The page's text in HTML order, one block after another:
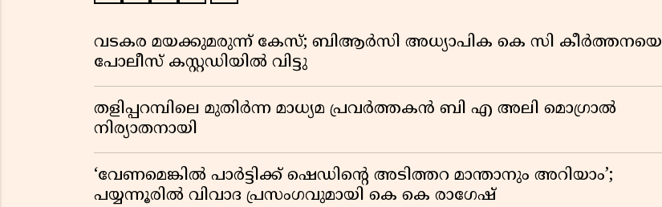
വടകര മയക്കുമരുന്ന് കേസ്; ബിആർസി അധ്യാപിക കെ സി കീർത്തനയെ
പോലീസ് കസ്റ്റഡിയിൽ വിട്ടു
തളിപ്പറമ്പിലെ മുതിർന്ന മാധ്യമ പ്രവർത്തകൻ ബി എ അലി മൊഗ്രാൽ
നിര്യാതനായി
‘വേണമെങ്കിൽ പാർട്ടിക്ക് ഷെഡിൻ്റെ അടിത്തറ മാന്താനും അറിയാം’;
പയ്യന്നൂരിൽ വിവാദ പ്രസംഗവുമായി കെ കെ രാഗേഷ്